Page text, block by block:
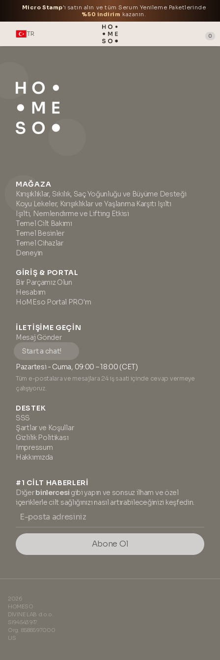
Micro Stamp'ı satın alın ve tüm Serum Yenileme Paketlerinde
%50 indirim kazanın.
TR 0
MAĞAZA
Kırışıklıklar, Sıkılık, Saç Yoğunluğu ve Büyüme Desteği
Koyu Lekeler, Kırışıklıklar ve Yaşlanma Karşıtı Işıltı
Işıltı, Nemlendirme ve Lifting Etkisi
Temel Cilt Bakımı
Temel Besinler
Temel Cihazlar
Deneyin
GIRIŞ & PORTAL
Bir Parçamız Olun
Hesabım
HoMEso Portal PRO'm
İLETIŞIME GEÇIN
Mesaj Gönder
Start a chat!
Pazartesi - Cuma, 09:00 – 18:00 (CET)
Tüm e-postalara ve mesajlara 24 iş saati içinde cevap vermeye
çalışıyoruz.
DESTEK
SSS
Şartlar ve Koşullar
Gizlilik Politikası
Impressum
Hakkımızda
#1 CİLT HABERLERİ
Diğerbinlercesi gibi yapın ve sonsuz ilham ve özel
içeriklerle cilt sağlığınızı nasıl artırabileceğinizi keşfedin.
Abone Ol
2026
HOMESO
DIVINE LAB d.o.o.
SI94543917
Org. 8588597000
US